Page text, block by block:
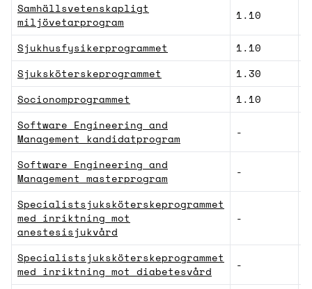
Samhällsvetenskapligt
miljövetarprogram
1.10
Sjukhusfysikerprogrammet 1.10
Sjuksköterskeprogrammet
1.30
Socionomprogrammet
1.10
Software Engineering and
Management kandidatprogram
-
Software Engineering and
Management masterprogram
-
Specialistsjuksköterskeprogrammet
med inriktning mot
anestesisjukvård
-
Specialistsjuksköterskeprogrammet
med inriktning mot diabetesvård
-